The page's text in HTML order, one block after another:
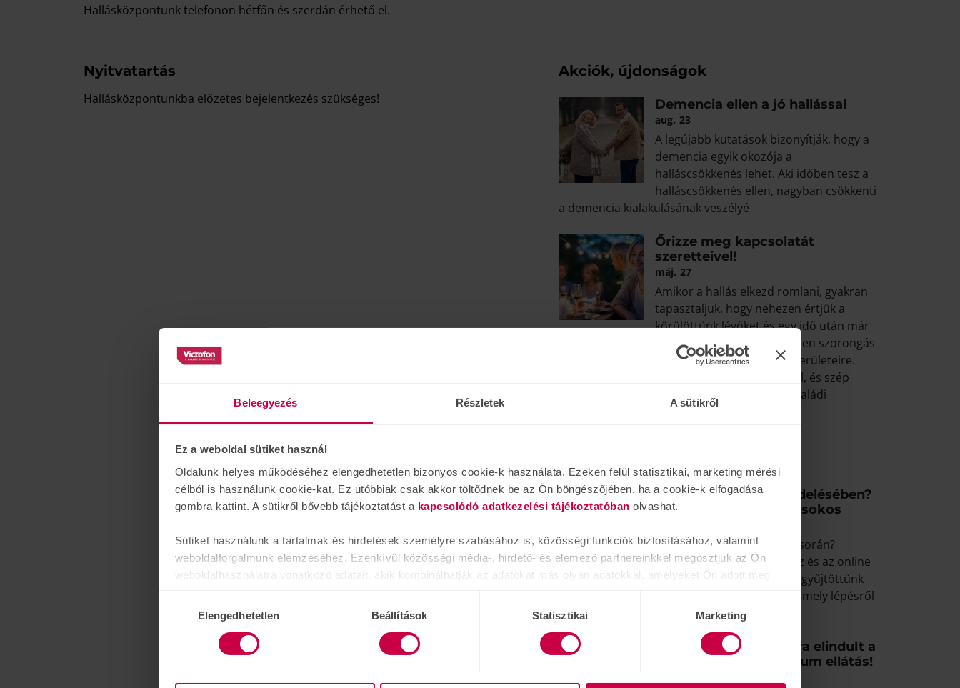
Beleegyezés Részletek A sütikről
Ez a weboldal sütiket használ
Oldalunk helyes működéséhez elengedhetetlen bizonyos cookie-k használata. Ezeken felül statisztikai, marketing mérési
célból is használunk cookie-kat. Ez utóbbiak csak akkor töltődnek be az Ön böngészőjében, ha a cookie-k elfogadása
gombra kattint. A sütikről bővebb tájékoztatást a kapcsolódó adatkezelési tájékoztatóban olvashat.
Sütiket használunk a tartalmak és hirdetések személyre szabásához is, közösségi funkciók biztosításához, valamint
weboldalforgalmunk elemzéséhez. Ezenkívül közösségi média-, hirdető- és elemező partnereinkkel megosztjuk az Ön
weboldalhasználatra vonatkozó adatait, akik kombinálhatják az adatokat más olyan adatokkal, amelyeket Ön adott meg
kiválasztásaElengedhetetlen Beállítások Statisztikai Marketing
Hallásközpontunk telefonon hétfőn és szerdán érhető el.
Nyitvatartás
Hallásközpontunkba előzetes bejelentkezés szükséges!
Akciók, újdonságok
Demencia ellen a jó hallással
aug. 23
A legújabb kutatások bizonyítják, hogy a
demencia egyik okozója a
halláscsökkenés lehet. Aki időben tesz a
halláscsökkenés ellen, nagyban csökkenti
a demencia kialakulásának veszélyé
Őrizze meg kapcsolatát
szeretteivel!
máj. 27
Amikor a hallás elkezd romlani, gyakran
tapasztaljuk, hogy nehezen értjük a
körülöttünk lévőket és egy idő után már
félünk visszakérdezni. Ennek eredményeképpen szorongás
alakulhat ki, ami kihat az életünk különböző területeire.
Felléphet az eltávolodás érzése szeretteinktől, és szép
lassan elkerüljük a társasági eseményeket, családi
Elakadt webshop rendelésében?
Segítünk! Webshop kisokos
Elakadt az online rendelés során?
Kérdése akadt a webáruház és az online
rendelések kapcsán? Összegyűjtöttünk
pár gyakori kérdést valamint egy segédletet amely lépésről
lépésre végigvezeti a vásárlási folyamaton.
Fontos változások-újra elindult a
hallásjavító implantátum ellátás!